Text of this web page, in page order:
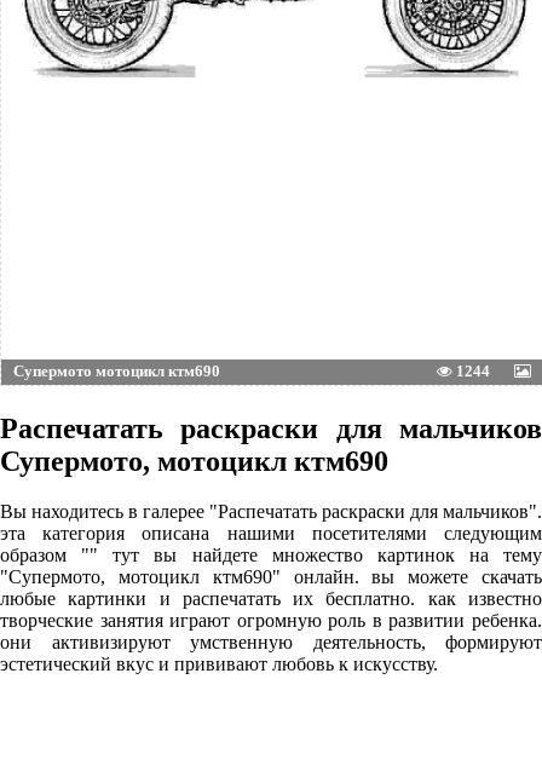
Супермото мотоцикл ктм690 1244
Распечатать раскраски для мальчиков
Супермото, мотоцикл ктм690
Вы находитесь в галерее "Распечатать раскраски для мальчиков".
эта категория описана нашими посетителями следующим
образом "" тут вы найдете множество картинок на тему
"Супермото, мотоцикл ктм690" онлайн. вы можете скачать
любые картинки и распечатать их бесплатно. как известно
творческие занятия играют огромную роль в развитии ребенка.
они активизируют умственную деятельность, формируют
эстетический вкус и прививают любовь к искусству.